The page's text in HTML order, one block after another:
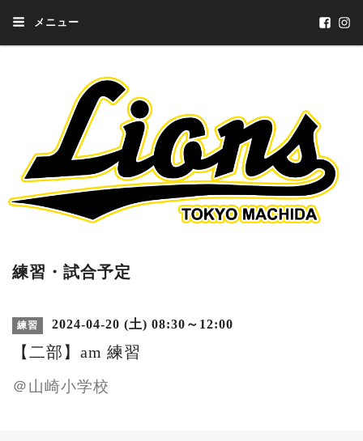
メニュー
練習・試合予定
練習 2024-04-20 (土) 08:30～12:00
【二部】am 練習
＠山崎小学校